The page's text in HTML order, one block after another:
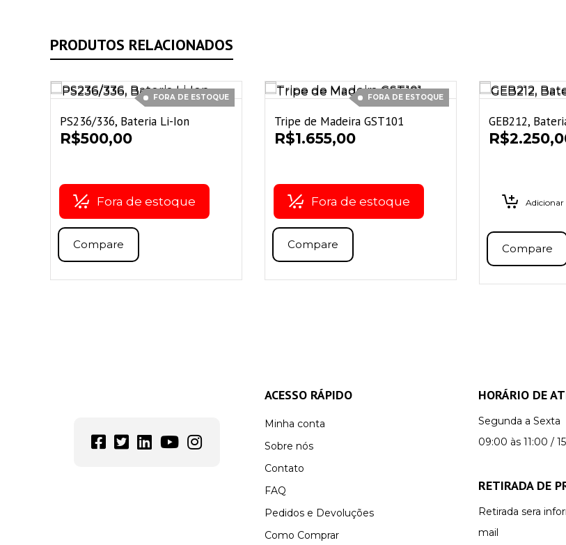
PRODUTOS RELACIONADOS
FORA DE ESTOQUE
PS236/336, Bateria Li-Ion
R$500,00
Fora de estoque
Compare
FORA DE ESTOQUE
Tripe de Madeira GST101
R$1.655,00
Fora de estoque
Compare
GEB212,
R$
Compare
ACESSO RÁPIDO
Minha conta
Sobre nós
Contato
FAQ
Pedidos e Devoluções
Como Comprar
HORÁRIO DE
Segunda a Sexta
09:00 às 11:00 /
RETIRADA DE
Retirada sera
mail